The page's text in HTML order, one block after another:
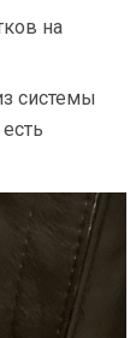
на
системы